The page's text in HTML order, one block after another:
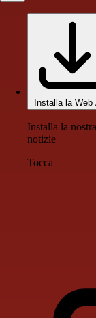
Installa la Web
Installa la
notizie
Tocca